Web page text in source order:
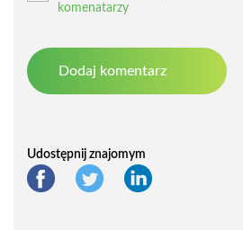
komenatarzy
Udostępnij znajomym